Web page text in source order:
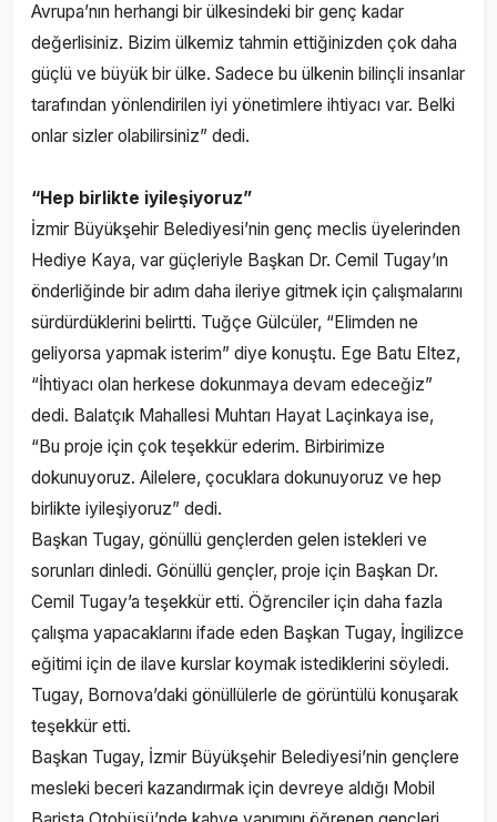
Avrupa’nın herhangi bir ülkesindeki bir genç kadar
değerlisiniz. Bizim ülkemiz tahmin ettiğinizden çok daha
güçlü ve büyük bir ülke. Sadece bu ülkenin bilinçli insanlar
tarafından yönlendirilen iyi yönetimlere ihtiyacı var. Belki
onlar sizler olabilirsiniz” dedi.
“Hep birlikte iyileşiyoruz”
İzmir Büyükşehir Belediyesi’nin genç meclis üyelerinden
Hediye Kaya, var güçleriyle Başkan Dr. Cemil Tugay’ın
önderliğinde bir adım daha ileriye gitmek için çalışmalarını
sürdürdüklerini belirtti. Tuğçe Gülcüler, “Elimden ne
geliyorsa yapmak isterim” diye konuştu. Ege Batu Eltez,
“İhtiyacı olan herkese dokunmaya devam edeceğiz”
dedi. Balatçık Mahallesi Muhtarı Hayat Laçinkaya ise,
“Bu proje için çok teşekkür ederim. Birbirimize
dokunuyoruz. Ailelere, çocuklara dokunuyoruz ve hep
birlikte iyileşiyoruz” dedi.
Başkan Tugay, gönüllü gençlerden gelen istekleri ve
sorunları dinledi. Gönüllü gençler, proje için Başkan Dr.
Cemil Tugay’a teşekkür etti. Öğrenciler için daha fazla
çalışma yapacaklarını ifade eden Başkan Tugay, İngilizce
eğitimi için de ilave kurslar koymak istediklerini söyledi.
Tugay, Bornova’daki gönüllülerle de görüntülü konuşarak
teşekkür etti.
Başkan Tugay, İzmir Büyükşehir Belediyesi’nin gençlere
mesleki beceri kazandırmak için devreye aldığı Mobil